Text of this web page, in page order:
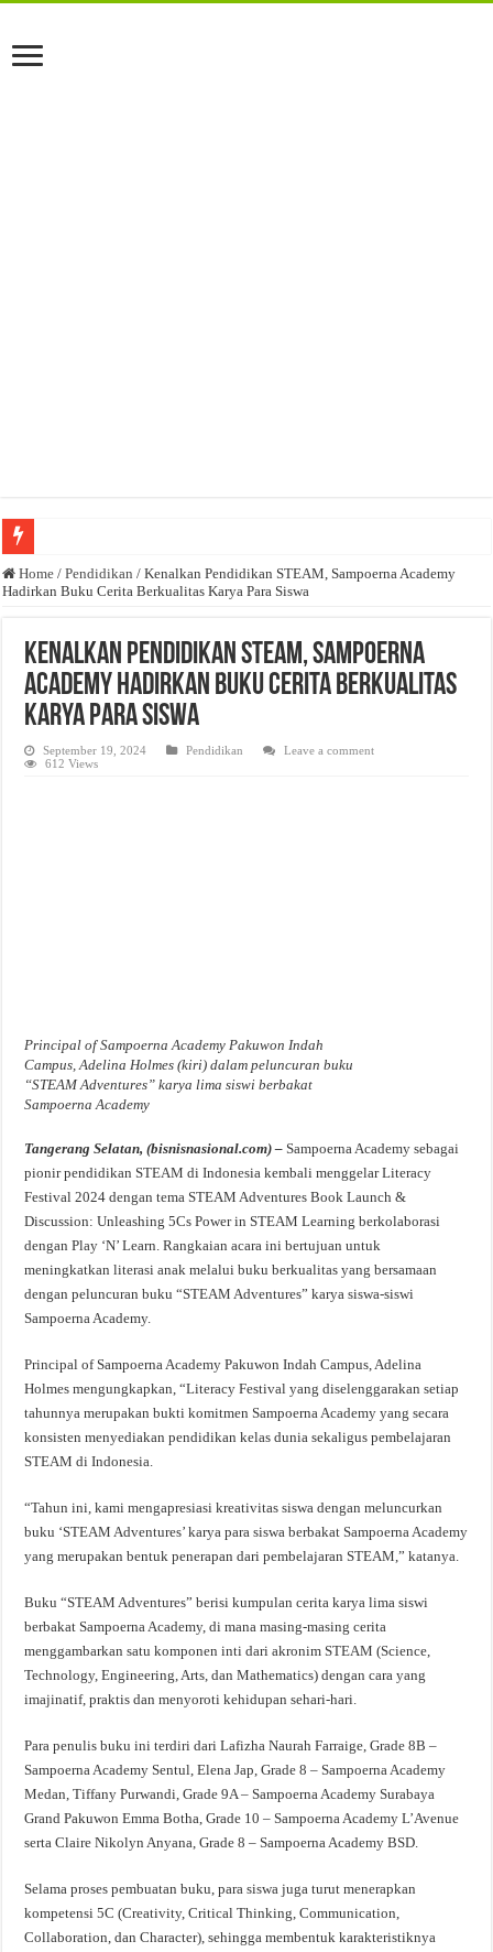
Anda butuh promosi usaha? Kontak ke Email redaksi@bisnisnasional.com
Dibutuhkan Marketing. Lamaran di-email ke redaksi@bisnisnasional.com
Home / Pendidikan / Kenalkan Pendidikan STEAM, Sampoerna Academy
Hadirkan Buku Cerita Berkualitas Karya Para Siswa
Kenalkan Pendidikan STEAM, Sampoerna
Academy Hadirkan Buku Cerita Berkualitas
Karya Para Siswa
September 19, 2024 Pendidikan
Leave a comment
612 Views
Principal of Sampoerna Academy Pakuwon Indah
Campus, Adelina Holmes (kiri) dalam peluncuran buku
“STEAM Adventures” karya lima siswi berbakat
Sampoerna Academy
Tangerang Selatan, (bisnisnasional.com) – Sampoerna Academy sebagai
pionir pendidikan STEAM di Indonesia kembali menggelar Literacy
Festival 2024 dengan tema STEAM Adventures Book Launch &
Discussion: Unleashing 5Cs Power in STEAM Learning berkolaborasi
dengan Play ‘N’ Learn. Rangkaian acara ini bertujuan untuk
meningkatkan literasi anak melalui buku berkualitas yang bersamaan
dengan peluncuran buku “STEAM Adventures” karya siswa-siswi
Sampoerna Academy.
Principal of Sampoerna Academy Pakuwon Indah Campus, Adelina
Holmes mengungkapkan, “Literacy Festival yang diselenggarakan setiap
tahunnya merupakan bukti komitmen Sampoerna Academy yang secara
konsisten menyediakan pendidikan kelas dunia sekaligus pembelajaran
STEAM di Indonesia.
“Tahun ini, kami mengapresiasi kreativitas siswa dengan meluncurkan
buku ‘STEAM Adventures’ karya para siswa berbakat Sampoerna Academy
yang merupakan bentuk penerapan dari pembelajaran STEAM,” katanya.
Buku “STEAM Adventures” berisi kumpulan cerita karya lima siswi
berbakat Sampoerna Academy, di mana masing-masing cerita
menggambarkan satu komponen inti dari akronim STEAM (Science,
Technology, Engineering, Arts, dan Mathematics) dengan cara yang
imajinatif, praktis dan menyoroti kehidupan sehari-hari.
Para penulis buku ini terdiri dari Lafizha Naurah Farraige, Grade 8B –
Sampoerna Academy Sentul, Elena Jap, Grade 8 – Sampoerna Academy
Medan, Tiffany Purwandi, Grade 9A – Sampoerna Academy Surabaya
Grand Pakuwon Emma Botha, Grade 10 – Sampoerna Academy L’Avenue
serta Claire Nikolyn Anyana, Grade 8 – Sampoerna Academy BSD.
Selama proses pembuatan buku, para siswa juga turut menerapkan
kompetensi 5C (Creativity, Critical Thinking, Communication,
Collaboration, dan Character), sehingga membentuk karakteristiknya